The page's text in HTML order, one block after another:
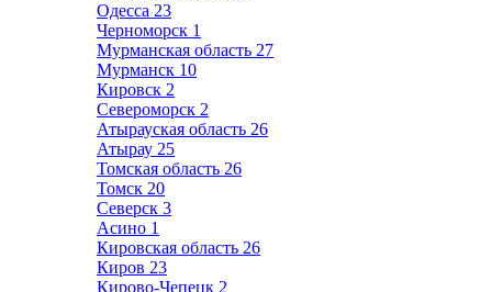
Одесса 23
Черноморск 1
Мурманская область 27
Мурманск 10
Кировск 2
Североморск 2
Атырауская область 26
Атырау 25
Томская область 26
Томск 20
Северск 3
Асино 1
Кировская область 26
Киров 23
Кирово-Чепецк 2